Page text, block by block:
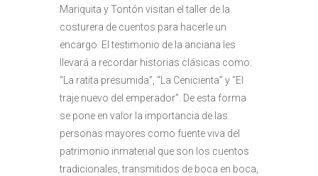
Mariquita y Tontón visitan el taller de la
costurera de cuentos para hacerle un
encargo. El testimonio de la anciana les
llevará a recordar historias clásicas como:
“La ratita presumida”, “La Cenicienta” y “El
traje nuevo del emperador”. De esta forma
se pone en valor la importancia de las
personas mayores como fuente viva del
patrimonio inmaterial que son los cuentos
tradicionales, transmitidos de boca en boca,